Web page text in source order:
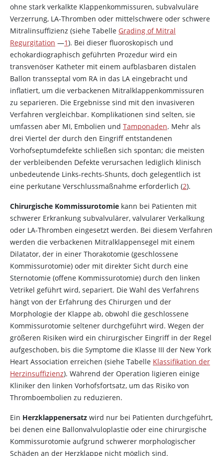
ohne stark verkalkte Klappenkommissuren, subvalvuläre
Verzerrung, LA-Thromben oder mittelschwere oder schwere
Mitralinsuffizienz (siehe Tabelle Grading of Mitral
Regurgitation —1). Bei dieser fluoroskopisch und
echokardiographisch geführten Prozedur wird ein
transvenöser Katheter mit einem aufblasbaren distalen
Ballon transseptal vom RA in das LA eingebracht und
inflatiert, um die verbackenen Mitralklappenkommissuren
zu separieren. Die Ergebnisse sind mit den invasiveren
Verfahren vergleichbar. Komplikationen sind selten, sie
umfassen aber MI, Embolien und Tamponaden. Mehr als
drei Viertel der durch den Eingriff entstandenen
Vorhofseptumdefekte schließen sich spontan; die meisten
der verbleibenden Defekte verursachen lediglich klinisch
unbedeutende Links-rechts-Shunts, doch gelegentlich ist
eine perkutane Verschlussmaßnahme erforderlich (2).
Chirurgische Kommissurotomie kann bei Patienten mit
schwerer Erkrankung subvalvulärer, valvularer Verkalkung
oder LA-Thromben eingesetzt werden. Bei diesem Verfahren
werden die verbackenen Mitralklappensegel mit einem
Dilatator, der in einer Thorakotomie (geschlossene
Kommissurotomie) oder mit direkter Sicht durch eine
Sternotomie (offene Kommissurotomie) durch den linken
Vetrikel geführt wird, separiert. Die Wahl des Verfahrens
hängt von der Erfahrung des Chirurgen und der
Morphologie der Klappe ab, obwohl die geschlossene
Kommissurotomie seltener durchgeführt wird. Wegen der
größeren Risiken wird ein chirurgischer Eingriff in der Regel
aufgeschoben, bis die Symptome die Klasse III der New York
Heart Association erreichen (siehe Tabelle Klassifikation der
Herzinsuffizienz). Während der Operation ligieren einige
Kliniker den linken Vorhofsfortsatz, um das Risiko von
Thromboembolien zu reduzieren.
Ein Herzklappenersatz wird nur bei Patienten durchgeführt,
bei denen eine Ballonvalvuloplastie oder eine chirurgische
Kommissurotomie aufgrund schwerer morphologischer
Schäden an der Herzklappe nicht möglich sind.